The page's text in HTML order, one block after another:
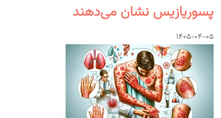
پسوریازیس نشان می‌دهند
۱۴۰۵-۰۴-۰۵